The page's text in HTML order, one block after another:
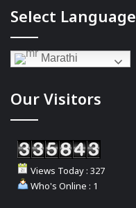
Select Language
Marathi
Our Visitors
Views Today : 327
Who's Online : 1